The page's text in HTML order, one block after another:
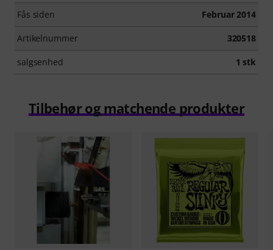
Fås siden Februar 2014
Artikelnummer 320518
salgsenhed 1 stk
Tilbehør og matchende produkter